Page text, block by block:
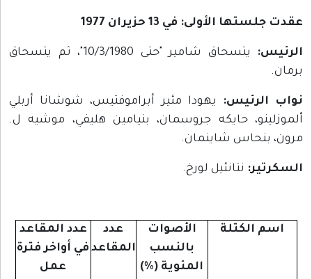
عقدت جلستها الأولى: في 13 حزيران 1977
الرئيس:
يتسحاق شامير "حتى 10/3/1980"، ثم يتسحاق
برمان.
نواب الرئيس:
يهودا مئير أبراموفتيس، شوشانا أربلي
ألموزلينو، حايكه جروسمان، بنيامين هليفي، موشيه ل.
مرون، بنحاس شاينمان.
السكرتير: نتانئيل لورخ.
عدد المقاعد
في أواخر فترة
عمل
عدد
المقاعد
الأصوات
بالنسب
المئوية (%)
اسم الكتلة